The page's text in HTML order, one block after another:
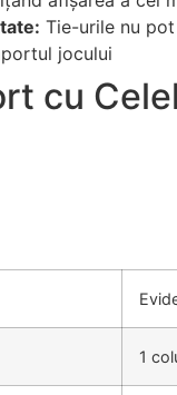
Tie-urile nu
jocului
cu
1